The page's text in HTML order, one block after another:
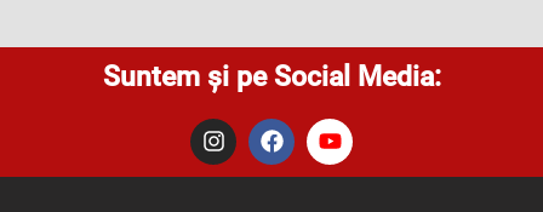
Suntem și pe Social Media:
I
n
s
F
a
c
Y
o
u